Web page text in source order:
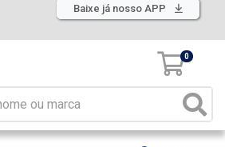
Baixe já nosso APP
0